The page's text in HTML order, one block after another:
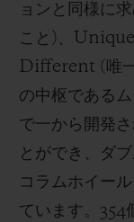
ョンと同様に
こと)、Unique
Different (唯一
の中枢である
で一から開発
とができ、ダ
コラムホイー
ています。354